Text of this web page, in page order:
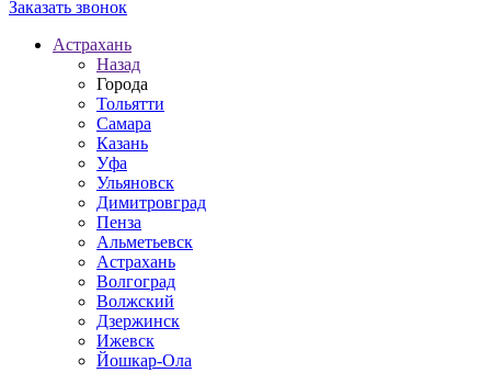
Заказать звонок
Астрахань
Назад
Города
Тольятти
Самара
Казань
Уфа
Ульяновск
Димитровград
Пенза
Альметьевск
Астрахань
Волгоград
Волжский
Дзержинск
Ижевск
Йошкар-Ола